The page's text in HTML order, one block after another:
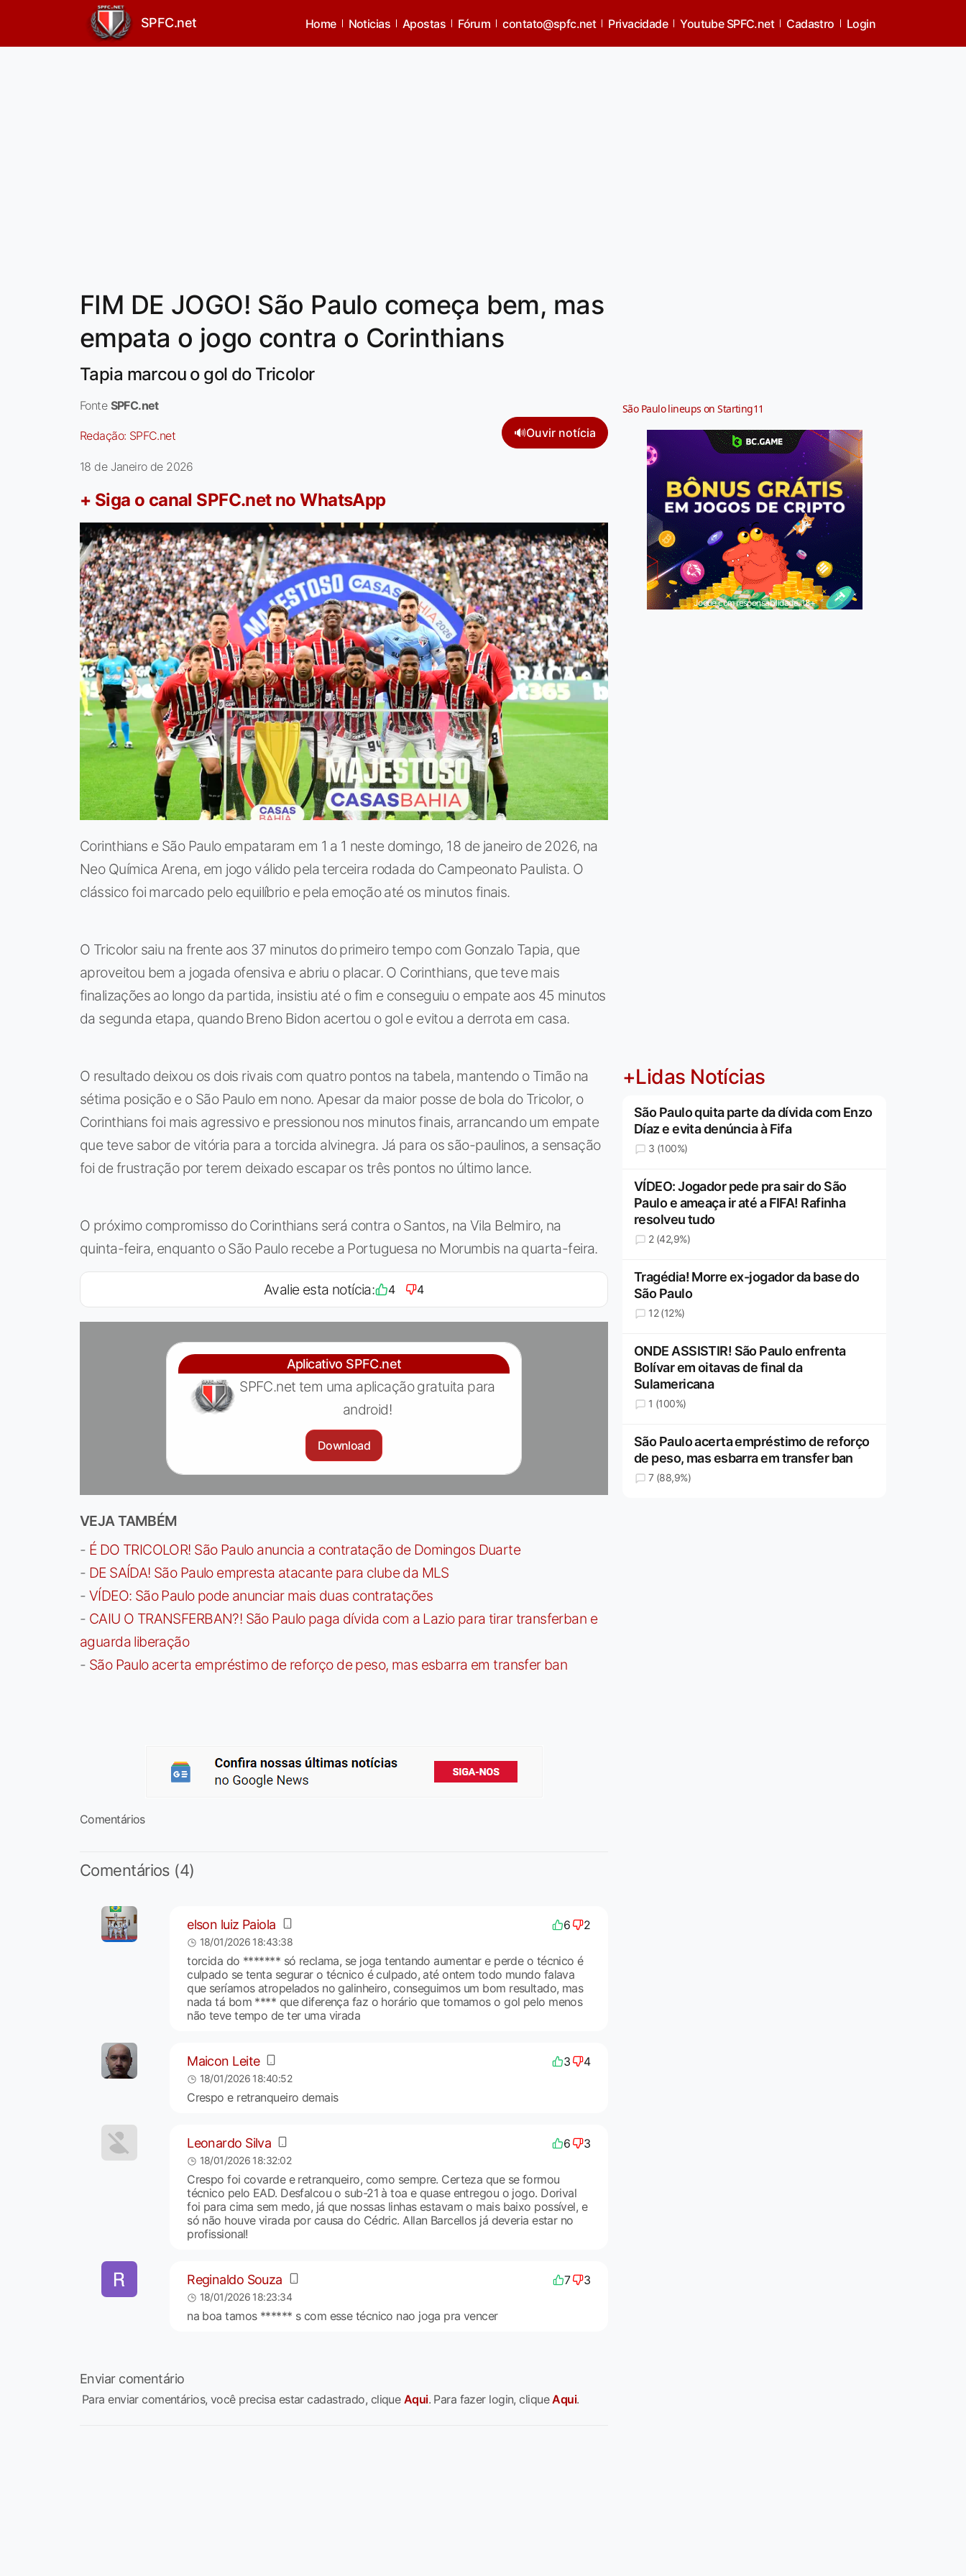
SPFC.net Home Noticias Apostas Fórum contato@spfc.net Privacidade Youtube SPFC.net Cadastro Login
FIM DE JOGO! São Paulo começa bem, mas
empata o jogo contra o Corinthians
Tapia marcou o gol do Tricolor
Fonte SPFC.net
Redação: SPFC.net 🔊Ouvir notícia
18 de Janeiro de 2026
+ Siga o canal SPFC.net no WhatsApp
Corinthians e São Paulo empataram em 1 a 1 neste domingo, 18 de janeiro de 2026, na
Neo Química Arena, em jogo válido pela terceira rodada do Campeonato Paulista. O
clássico foi marcado pelo equilíbrio e pela emoção até os minutos finais.
O Tricolor saiu na frente aos 37 minutos do primeiro tempo com Gonzalo Tapia, que
aproveitou bem a jogada ofensiva e abriu o placar. O Corinthians, que teve mais
finalizações ao longo da partida, insistiu até o fim e conseguiu o empate aos 45 minutos
da segunda etapa, quando Breno Bidon acertou o gol e evitou a derrota em casa.
O resultado deixou os dois rivais com quatro pontos na tabela, mantendo o Timão na
sétima posição e o São Paulo em nono. Apesar da maior posse de bola do Tricolor, o
Corinthians foi mais agressivo e pressionou nos minutos finais, arrancando um empate
que teve sabor de vitória para a torcida alvinegra. Já para os são-paulinos, a sensação
foi de frustração por terem deixado escapar os três pontos no último lance.
O próximo compromisso do Corinthians será contra o Santos, na Vila Belmiro, na
quinta-feira, enquanto o São Paulo recebe a Portuguesa no Morumbis na quarta-feira.
Avalie esta notícia: 4 4
Aplicativo SPFC.net
SPFC.net tem uma aplicação gratuita para
android!
Download
VEJA TAMBÉM
- É DO TRICOLOR! São Paulo anuncia a contratação de Domingos Duarte
- DE SAÍDA! São Paulo empresta atacante para clube da MLS
- VÍDEO: São Paulo pode anunciar mais duas contratações
- CAIU O TRANSFERBAN?! São Paulo paga dívida com a Lazio para tirar transferban e
aguarda liberação
- São Paulo acerta empréstimo de reforço de peso, mas esbarra em transfer ban
Comentários
Comentários (4)
elson luiz Paiola 6 2
18/01/2026 18:43:38
torcida do ******* só reclama, se joga tentando aumentar e perde o técnico é
culpado se tenta segurar o técnico é culpado, até ontem todo mundo falava
que seríamos atropelados no galinheiro, conseguimos um bom resultado, mas
nada tá bom **** que diferença faz o horário que tomamos o gol pelo menos
não teve tempo de ter uma virada
Maicon Leite 3 4
18/01/2026 18:40:52
Crespo e retranqueiro demais
Leonardo Silva 6 3
18/01/2026 18:32:02
Crespo foi covarde e retranqueiro, como sempre. Certeza que se formou
técnico pelo EAD. Desfalcou o sub-21 à toa e quase entregou o jogo. Dorival
foi para cima sem medo, já que nossas linhas estavam o mais baixo possível, e
só não houve virada por causa do Cédric. Allan Barcellos já deveria estar no
profissional!
Reginaldo Souza 7 3
18/01/2026 18:23:34
na boa tamos ****** s com esse técnico nao joga pra vencer
Enviar comentário
Para enviar comentários, você precisa estar cadastrado, clique Aqui. Para fazer login, cliqueAqui.
São Paulo lineups on Starting11
Jogue com responsabilidade. 18+
+Lidas Notícias
São Paulo quita parte da dívida com Enzo
Díaz e evita denúncia à Fifa
3 (100%)
VÍDEO: Jogador pede pra sair do São
Paulo e ameaça ir até a FIFA! Rafinha
resolveu tudo
2 (42,9%)
Tragédia! Morre ex-jogador da base do
São Paulo
12 (12%)
ONDE ASSISTIR! São Paulo enfrenta
Bolívar em oitavas de final da
Sulamericana
1 (100%)
São Paulo acerta empréstimo de reforço
de peso, mas esbarra em transfer ban
7 (88,9%)